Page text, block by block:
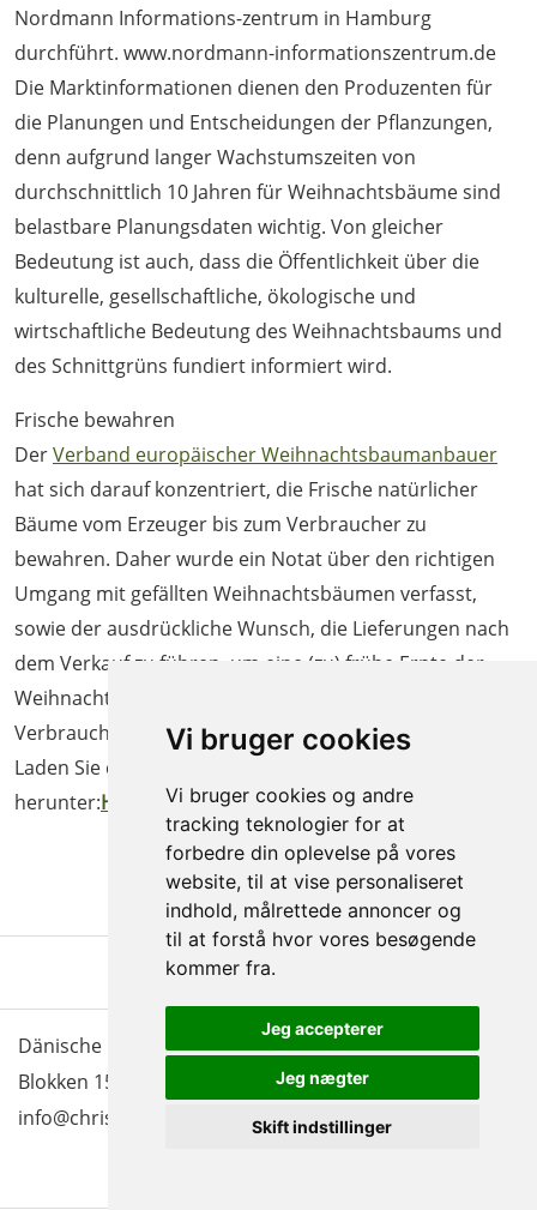
Vi bruger cookies
Vi bruger cookies og andre
tracking teknologier for at
forbedre din oplevelse på vores
website, til at vise personaliseret
indhold, målrettede annoncer og
til at forstå hvor vores besøgende
kommer fra.
Jeg accepterer
Jeg nægter
Skift indstillinger
Nordmann Informations-zentrum in Hamburg
durchführt. www.nordmann-informationszentrum.de
Die Marktinformationen dienen den Produzenten für
die Planungen und Entscheidungen der Pflanzungen,
denn aufgrund langer Wachstumszeiten von
durchschnittlich 10 Jahren für Weihnachtsbäume sind
belastbare Planungsdaten wichtig. Von gleicher
Bedeutung ist auch, dass die Öffentlichkeit über die
kulturelle, gesellschaftliche, ökologische und
wirtschaftliche Bedeutung des Weihnachtsbaums und
des Schnittgrüns fundiert informiert wird.
Frische bewahren
DerVerband europäischer Weihnachtsbaumanbauer
hat sich darauf konzentriert, die Frische natürlicher
Bäume vom Erzeuger bis zum Verbraucher zu
bewahren. Daher wurde ein Notat über den richtigen
Umgang mit gefällten Weihnachtsbäumen verfasst,
sowie der ausdrückliche Wunsch, die Lieferungen nach
dem Verkauf zu führen, um eine (zu) frühe Ernte der
Weihnachtsbäume zu Lasten des Verkaufs und der
Verbraucher zu vermeiden Erfahrung mit dem Baum.
Laden Sie den Notat des europäischen Verbands
herunter:HIER
Dänische Christbäume - Bäume & Schnittgrün |
Blokken 15 | DK-3460 Birkerød |Tlf.: 45 35 24 12
info@christmastree.dk